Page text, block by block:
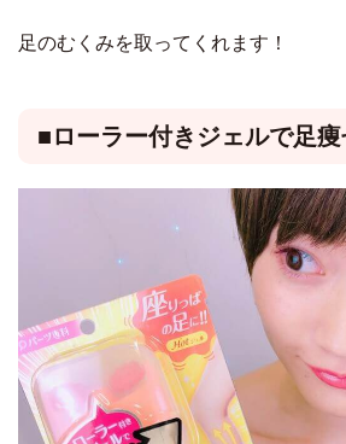
足のむくみを取ってくれます！
■ローラー付きジェルで足痩